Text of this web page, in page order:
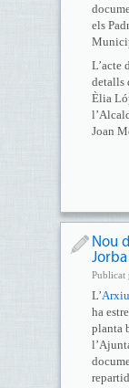
els
L’acte
detalls
Èlia
Joan
Nou
Jorba
Publicat
L’
ha
planta